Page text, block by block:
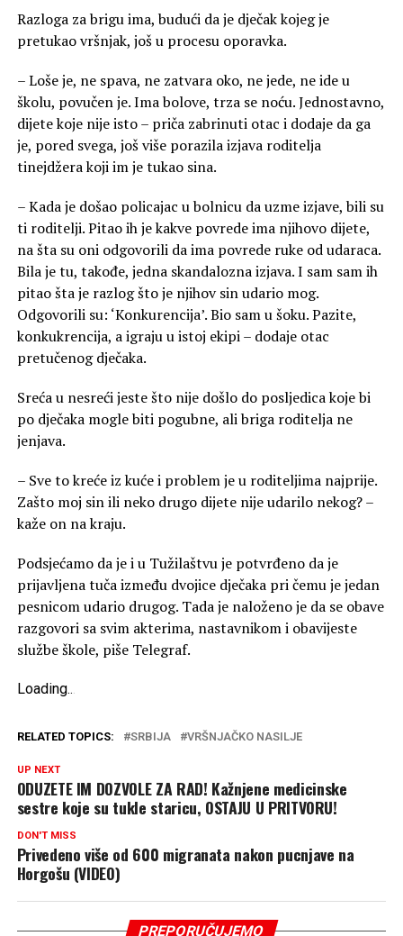
Razloga za brigu ima, budući da je dječak kojeg je
pretukao vršnjak, još u procesu oporavka.
– Loše je, ne spava, ne zatvara oko, ne jede, ne ide u
školu, povučen je. Ima bolove, trza se noću. Jednostavno,
dijete koje nije isto – priča zabrinuti otac i dodaje da ga
je, pored svega, još više porazila izjava roditelja
tinejdžera koji im je tukao sina.
– Kada je došao policajac u bolnicu da uzme izjave, bili su
ti roditelji. Pitao ih je kakve povrede ima njihovo dijete,
na šta su oni odgovorili da ima povrede ruke od udaraca.
Bila je tu, takođe, jedna skandalozna izjava. I sam sam ih
pitao šta je razlog što je njihov sin udario mog.
Odgovorili su: ‘Konkurencija’. Bio sam u šoku. Pazite,
konkukrencija, a igraju u istoj ekipi – dodaje otac
pretučenog dječaka.
Sreća u nesreći jeste što nije došlo do posljedica koje bi
po dječaka mogle biti pogubne, ali briga roditelja ne
jenjava.
– Sve to kreće iz kuće i problem je u roditeljima najprije.
Zašto moj sin ili neko drugo dijete nije udarilo nekog? –
kaže on na kraju.
Podsjećamo da je i u Tužilaštvu je potvrđeno da je
prijavljena tuča između dvojice dječaka pri čemu je jedan
pesnicom udario drugog. Tada je naloženo je da se obave
razgovori sa svim akterima, nastavnikom i obavijeste
službe škole, piše Telegraf.
Loading..
RELATED TOPICS: SRBIJA VRŠNJAČKO NASILJE
UP NEXT
ODUZETE IM DOZVOLE ZA RAD! Kažnjene medicinske
sestre koje su tukle staricu, OSTAJU U PRITVORU!
DON'T MISS
Privedeno više od 600 migranata nakon pucnjave na
Horgošu (VIDEO)
PREPORUČUJEMO